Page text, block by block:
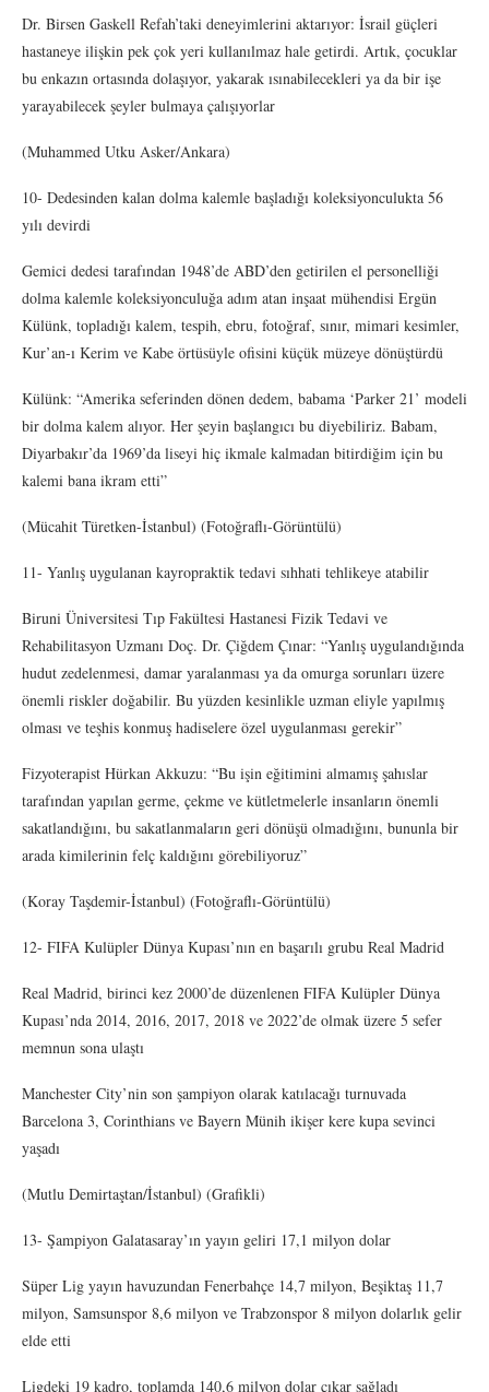
Dr. Birsen Gaskell Refah’taki deneyimlerini aktarıyor: İsrail güçleri
hastaneye ilişkin pek çok yeri kullanılmaz hale getirdi. Artık, çocuklar
bu enkazın ortasında dolaşıyor, yakarak ısınabilecekleri ya da bir işe
yarayabilecek şeyler bulmaya çalışıyorlar
(Muhammed Utku Asker/Ankara)
10- Dedesinden kalan dolma kalemle başladığı koleksiyonculukta 56
yılı devirdi
Gemici dedesi tarafından 1948’de ABD’den getirilen el personelliği
dolma kalemle koleksiyonculuğa adım atan inşaat mühendisi Ergün
Külünk, topladığı kalem, tespih, ebru, fotoğraf, sınır, mimari kesimler,
Kur’an-ı Kerim ve Kabe örtüsüyle ofisini küçük müzeye dönüştürdü
Külünk: “Amerika seferinden dönen dedem, babama ‘Parker 21’ modeli
bir dolma kalem alıyor. Her şeyin başlangıcı bu diyebiliriz. Babam,
Diyarbakır’da 1969’da liseyi hiç ikmale kalmadan bitirdiğim için bu
kalemi bana ikram etti”
(Mücahit Türetken-İstanbul) (Fotoğraflı-Görüntülü)
11- Yanlış uygulanan kayropraktik tedavi sıhhati tehlikeye atabilir
Biruni Üniversitesi Tıp Fakültesi Hastanesi Fizik Tedavi ve
Rehabilitasyon Uzmanı Doç. Dr. Çiğdem Çınar: “Yanlış uygulandığında
hudut zedelenmesi, damar yaralanması ya da omurga sorunları üzere
önemli riskler doğabilir. Bu yüzden kesinlikle uzman eliyle yapılmış
olması ve teşhis konmuş hadiselere özel uygulanması gerekir”
Fizyoterapist Hürkan Akkuzu: “Bu işin eğitimini almamış şahıslar
tarafından yapılan germe, çekme ve kütletmelerle insanların önemli
sakatlandığını, bu sakatlanmaların geri dönüşü olmadığını, bununla bir
arada kimilerinin felç kaldığını görebiliyoruz”
(Koray Taşdemir-İstanbul) (Fotoğraflı-Görüntülü)
12- FIFA Kulüpler Dünya Kupası’nın en başarılı grubu Real Madrid
Real Madrid, birinci kez 2000’de düzenlenen FIFA Kulüpler Dünya
Kupası’nda 2014, 2016, 2017, 2018 ve 2022’de olmak üzere 5 sefer
memnun sona ulaştı
Manchester City’nin son şampiyon olarak katılacağı turnuvada
Barcelona 3, Corinthians ve Bayern Münih ikişer kere kupa sevinci
yaşadı
(Mutlu Demirtaştan/İstanbul) (Grafikli)
13- Şampiyon Galatasaray’ın yayın geliri 17,1 milyon dolar
Süper Lig yayın havuzundan Fenerbahçe 14,7 milyon, Beşiktaş 11,7
milyon, Samsunspor 8,6 milyon ve Trabzonspor 8 milyon dolarlık gelir
elde etti
Ligdeki 19 kadro, toplamda 140,6 milyon dolar çıkar sağladı